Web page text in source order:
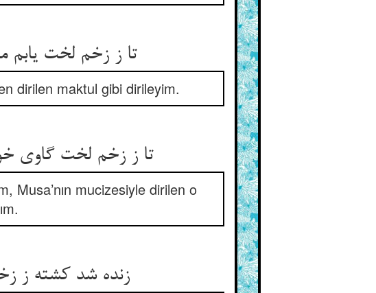
تا ز زخم لخت
dirilen maktul gibi dirileyim.
تا ز زخم لخت
Musa’nın mucizesiyle dirilen o
زنده شد کشته ز